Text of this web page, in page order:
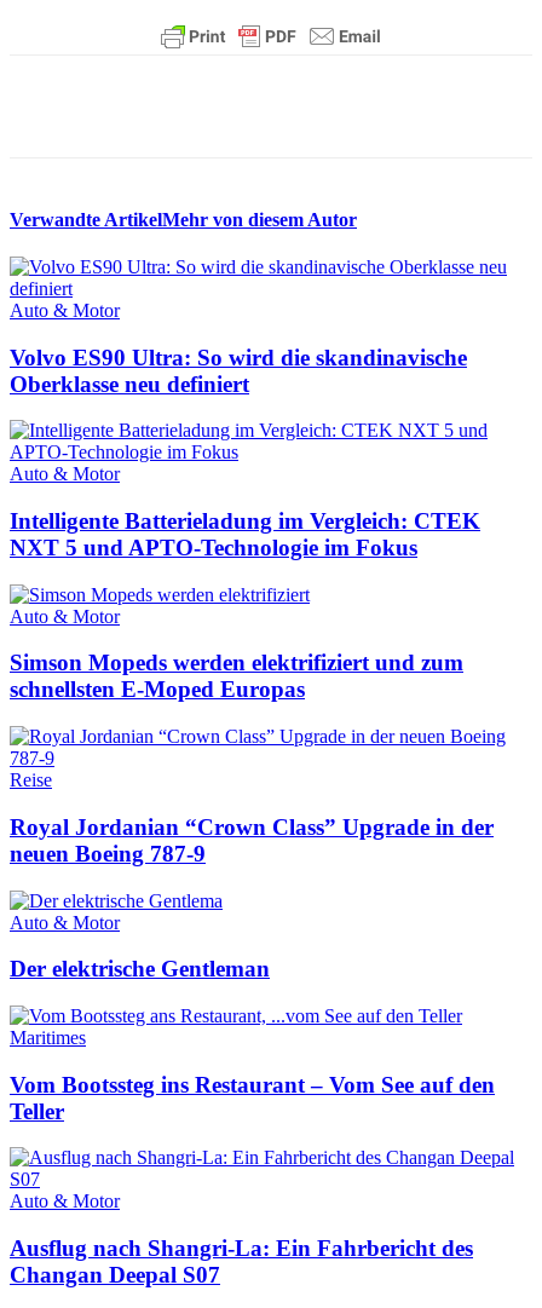
Verwandte ArtikelMehr von diesem Autor
Auto & Motor
Volvo ES90 Ultra: So wird die skandinavische
Oberklasse neu definiert
Auto & Motor
Intelligente Batterieladung im Vergleich: CTEK
NXT 5 und APTO-Technologie im Fokus
Auto & Motor
Simson Mopeds werden elektrifiziert und zum
schnellsten E-Moped Europas
Reise
Royal Jordanian “Crown Class” Upgrade in der
neuen Boeing 787-9
Auto & Motor
Der elektrische Gentleman
Maritimes
Vom Bootssteg ins Restaurant – Vom See auf den
Teller
Auto & Motor
Ausflug nach Shangri-La: Ein Fahrbericht des
Changan Deepal S07